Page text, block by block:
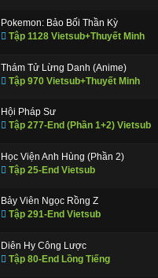
Pokemon: Bảo Bối Thần Kỳ
Tập 1128 Vietsub+Thuyết Minh
Thám Tử Lừng Danh (Anime)
Tập 970 Vietsub+Thuyết Minh
Hội Pháp Sư
Tập 277-End (Phần 1+2) Vietsub
Học Viện Anh Hùng (Phần 2)
Tập 25-End Vietsub
Bảy Viên Ngọc Rồng Z
Tập 291-End Vietsub
Diên Hy Công Lược
Tập 80-End Lồng Tiếng